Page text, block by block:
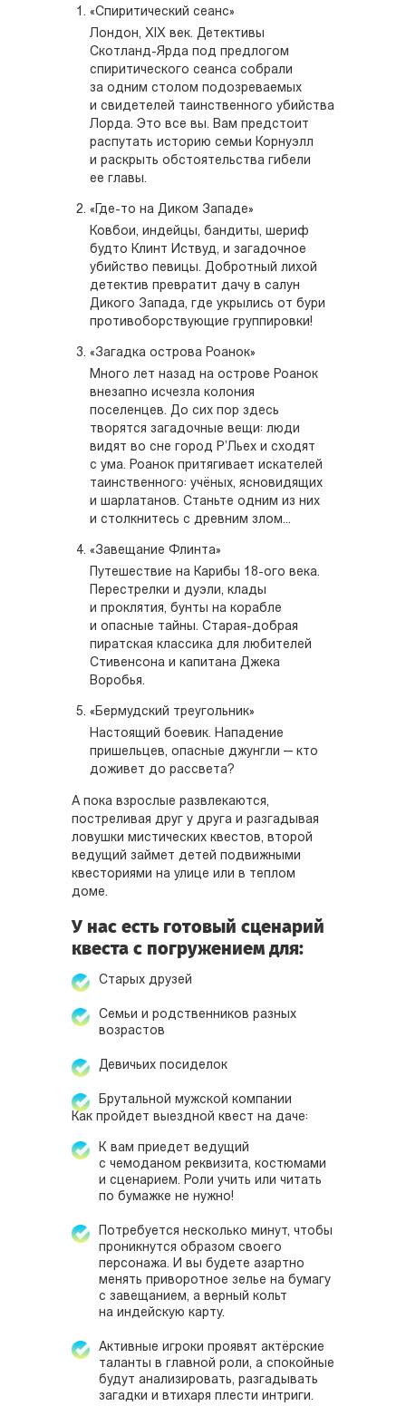
«Спиритический сеанс»
Лондон, XIX век. Детективы
Скотланд-Ярда под предлогом
спиритического сеанса собрали
за одним столом подозреваемых
и свидетелей таинственного убийства
Лорда. Это все вы. Вам предстоит
распутать историю семьи Корнуэлл
и раскрыть обстоятельства гибели
ее главы.
«Где-то на Диком Западе»
Ковбои, индейцы, бандиты, шериф
будто Клинт Иствуд, и загадочное
убийство певицы. Добротный лихой
детектив превратит дачу в салун
Дикого Запада, где укрылись от бури
противоборствующие группировки!
«Загадка острова Роанок»
Много лет назад на острове Роанок
внезапно исчезла колония
поселенцев. До сих пор здесь
творятся загадочные вещи: люди
видят во сне город Р’Льех и сходят
с ума. Роанок притягивает искателей
таинственного: учёных, ясновидящих
и шарлатанов. Станьте одним из них
и столкнитесь с древним злом...
«Завещание Флинта»
Путешествие на Карибы 18-ого века.
Перестрелки и дуэли, клады
и проклятия, бунты на корабле
и опасные тайны. Старая-добрая
пиратская классика для любителей
Стивенсона и капитана Джека
Воробья.
«Бермудский треугольник»
Настоящий боевик. Нападение
пришельцев, опасные джунгли — кто
доживет до рассвета?
А пока взрослые развлекаются,
постреливая друг у друга и разгадывая
ловушки мистических квестов, второй
ведущий займет детей подвижными
квесториями на улице или в теплом
доме.
У нас есть готовый сценарий
квеста с погружением для:
Старых друзей
Семьи и родственников разных
возрастов
Девичьих посиделок
Брутальной мужской компании
Как пройдет выездной квест на даче:
К вам приедет ведущий
с чемоданом реквизита, костюмами
и сценарием. Роли учить или читать
по бумажке не нужно!
Потребуется несколько минут, чтобы
проникнутся образом своего
персонажа. И вы будете азартно
менять приворотное зелье на бумагу
с завещанием, а верный кольт
на индейскую карту.
Активные игроки проявят актёрские
таланты в главной роли, а спокойные
будут анализировать, разгадывать
загадки и втихаря плести интриги.